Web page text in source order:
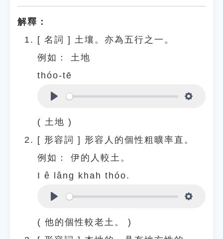
解釋：
[ 名詞 ] 土壤。亦為五行之一。
例如：
土地
thóo-tē
( 土地 )
[ 形容詞 ] 形容人的個性粗曠率直。
例如：
伊的人較土。
I ê lâng khah thóo.
( 他的個性較老土。 )